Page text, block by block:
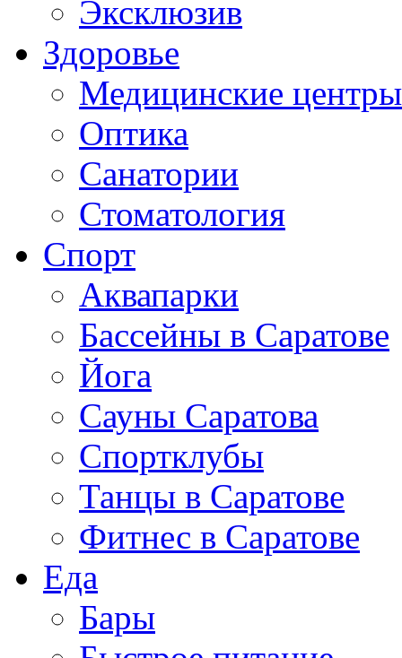
Эксклюзив
Здоровье
Медицинские центры
Оптика
Санатории
Стоматология
Спорт
Аквапарки
Бассейны в Саратове
Йога
Сауны Саратова
Спортклубы
Танцы в Саратове
Фитнес в Саратове
Еда
Бары